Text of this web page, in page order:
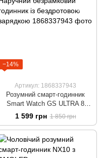
−14%
Артикул: 1868337943
Розумний смарт-годинник
Smart Watch GS ULTRA 8
Наручний безрамковий
годинник із бездротовою
зарядкою
1 599 грн 1 850 грн